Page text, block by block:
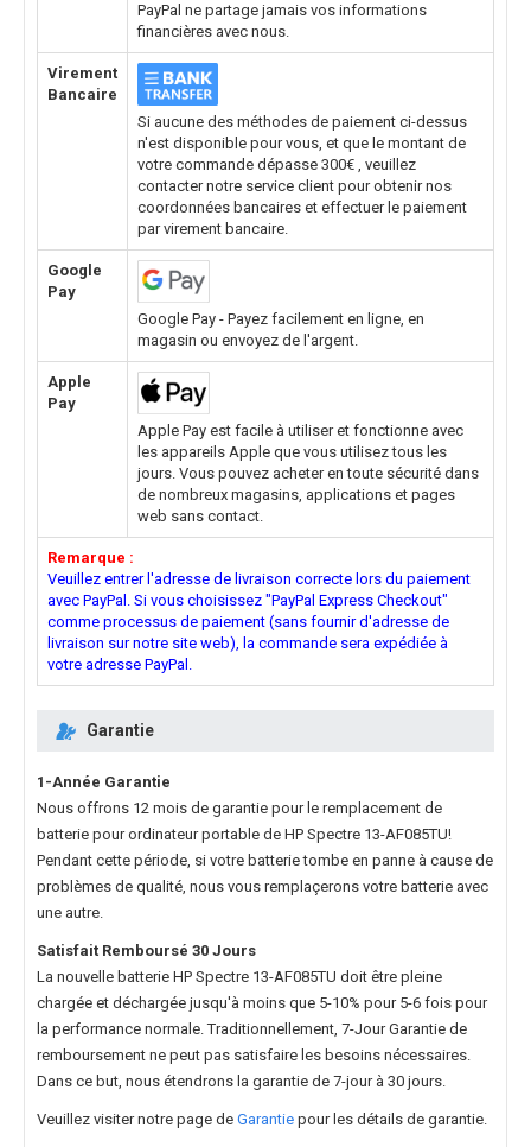
PayPal ne partage jamais vos informations
financières avec nous.
Virement
Bancaire
Si aucune des méthodes de paiement ci-dessus
n'est disponible pour vous, et que le montant de
votre commande dépasse 300€ , veuillez
contacter notre service client pour obtenir nos
coordonnées bancaires et effectuer le paiement
par virement bancaire.
Google
Pay
Google Pay - Payez facilement en ligne, en
magasin ou envoyez de l'argent.
Apple
Pay
Apple Pay est facile à utiliser et fonctionne avec
les appareils Apple que vous utilisez tous les
jours. Vous pouvez acheter en toute sécurité dans
de nombreux magasins, applications et pages
web sans contact.
Remarque :
Veuillez entrer l'adresse de livraison correcte lors du paiement
avec PayPal. Si vous choisissez "PayPal Express Checkout"
comme processus de paiement (sans fournir d'adresse de
livraison sur notre site web), la commande sera expédiée à
votre adresse PayPal.
Garantie
1-Année Garantie
Nous offrons 12 mois de garantie pour le remplacement de
batterie pour ordinateur portable de HP Spectre 13-AF085TU!
Pendant cette période, si votre batterie tombe en panne à cause de
problèmes de qualité, nous vous remplaçerons votre batterie avec
une autre.
Satisfait Remboursé 30 Jours
La nouvelle batterie HP Spectre 13-AF085TU doit être pleine
chargée et déchargée jusqu'à moins que 5-10% pour 5-6 fois pour
la performance normale. Traditionnellement, 7-Jour Garantie de
remboursement ne peut pas satisfaire les besoins nécessaires.
Dans ce but, nous étendrons la garantie de 7-jour à 30 jours.
Veuillez visiter notre page de Garantie pour les détails de garantie.